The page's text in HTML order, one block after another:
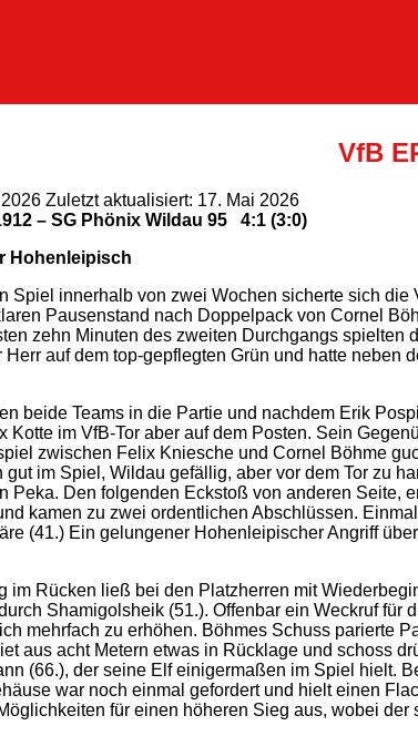
VfB
Zuletzt aktualisiert: 17. Mai 2026
– SG Phönix Wildau 95 4:1 (3:0)
Hohenleipisch
Spiel innerhalb von zwei Wochen sicherte sich
Pausenstand nach Doppelpack von Cornel
zehn Minuten des zweiten Durchgangs
auf dem top-gepflegten Grün und hatte neben
beide Teams in die Partie und nachdem Erik
Kotte im VfB-Tor aber auf dem Posten. Sein
zwischen Felix Kniesche und Cornel Böhme
gut im Spiel, Wildau gefällig, aber vor dem Tor zu
Peka. Den folgenden Eckstoß von anderen Seite,
kamen zu zwei ordentlichen Abschlüssen.
(41.) Ein gelungener Hohenleipischer Angriff
im Rücken ließ bei den Platzherren mit
Shamigolsheik (51.). Offenbar ein Weckruf
mehrfach zu erhöhen. Böhmes Schuss parierte
aus acht Metern etwas in Rücklage und schoss
(66.), der seine Elf einigermaßen im Spiel hielt.
war noch einmal gefordert und hielt einen
für einen höheren Sieg aus, wobei